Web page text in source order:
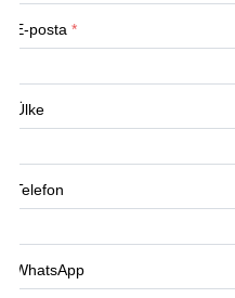
E-posta *
Ülke
Telefon
WhatsApp